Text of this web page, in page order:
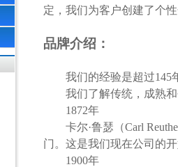
定，我们为客户创建了个
品牌介绍：
我们的经验是超过145
我们了解传统，成熟
1872年
卡尔·鲁瑟（Carl
门。这是我们现在公司的
1900年